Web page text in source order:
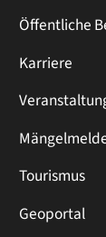
Öffentliche
Karriere
Tourismus
Geoportal